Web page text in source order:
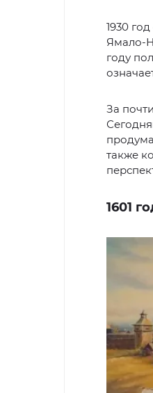
1930
Ямало-
году
За
также
1601